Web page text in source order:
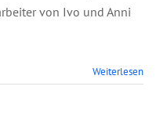
von Ivo und Anni
Weiterlesen
–